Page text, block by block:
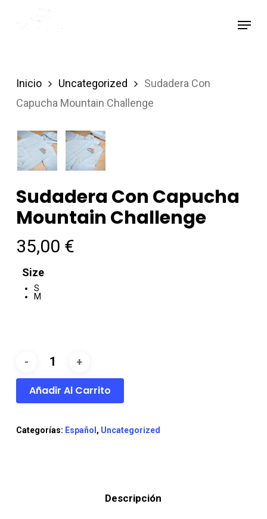
Menu
Inicio Uncategorized
Sudadera Con
Capucha Mountain Challenge
Sudadera Con Capucha
Mountain Challenge
35,00 €
Size
S
M
Añadir Al Carrito
Categorías: Español , Uncategorized
Descripción